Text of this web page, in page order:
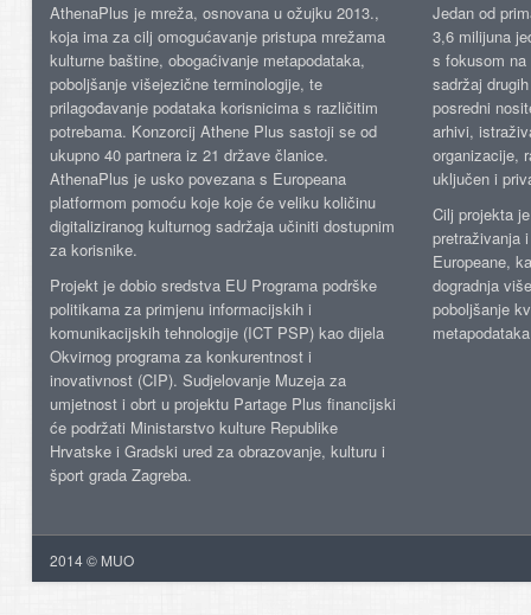
AthenaPlus je mreža, osnovana u ožujku 2013.,
koja ima za cilj omogućavanje pristupa mrežama
kulturne baštine, obogaćivanje metapodataka,
poboljšanje višejezične terminologije, te
prilagođavanje podataka korisnicima s različitim
potrebama. Konzorcij Athene Plus sastoji se od
ukupno 40 partnera iz 21 države članice.
AthenaPlus je usko povezana s Europeana
platformom pomoću koje koje će veliku količinu
digitaliziranog kulturnog sadržaja učiniti dostupnim
za korisnike.
Projekt je dobio sredstva EU Programa podrške
politikama za primjenu informacijskih i
komunikacijskih tehnologije (ICT PSP) kao dijela
Okvirnog programa za konkurentnost i
inovativnost (CIP). Sudjelovanje Muzeja za
umjetnost i obrt u projektu Partage Plus financijski
će podržati Ministarstvo kulture Republike
Hrvatske i Gradski ured za obrazovanje, kulturu i
šport grada Zagreba.
Jedan od
3,6 milijuna
s fokusom
sadržaj
posredni
arhivi,
organizacije,
uključen i
Cilj projekta
pretraživanja
Europeane,
dogradnja
poboljšanje
2014 © MUO